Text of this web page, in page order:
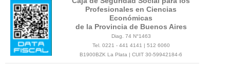
Profesionales en Ciencias
Económicas
de la Provincia de Buenos Aires
Diag. 74 N°1463
Tel. 0221 - 441 4141 | 512 6060
B1900BZK La Plata | CUIT 30-59942184-6